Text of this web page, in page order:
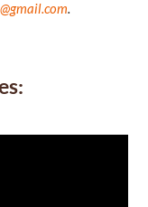
.